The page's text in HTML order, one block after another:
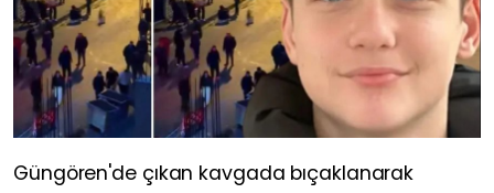
Güngören'de çıkan kavgada bıçaklanarak